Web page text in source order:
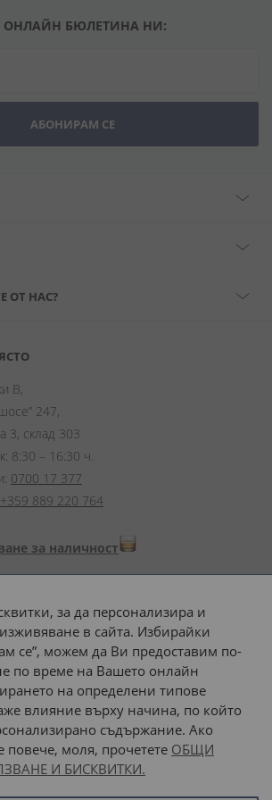
ОНЛАЙН БЮЛЕТИНА НИ:
АБОНИРАМ СЕ
ОТ НАС?
В,
247,
3, склад 303
8:30 – 16:30 ч.
0700 17 377
+359 889 220 764
за наличност
Начини на плащане:
Доставка до адрес с:
или
наш транспорт
за да персонализира и
в сайта. Избирайки
се”, можем да Ви предоставим по-
по време на Вашето онлайн
на определени типове
влияние върху начина, по който
съдържание. Ако
повече, моля, прочетете ОБЩИ
И БИСКВИТКИ.